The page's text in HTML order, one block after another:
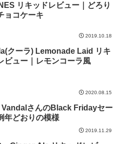
リキッドレビュー｜どろり
ョコケーキ
2019.10.18
クーラ) Lemonade Laid リキ
ビュー｜レモンコーラ風
2020.08.15
VandalさんのBlack Fridayセー
年どおりの模様
2019.11.29